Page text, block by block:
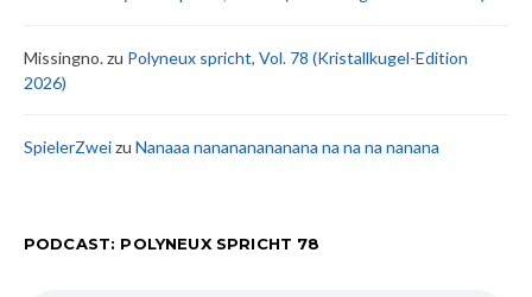
Missingno.zu Polyneux spricht, Vol. 78 (Kristallkugel-Edition
2026)
SpielerZweizu Nanaaa nanananananana na na na nanana
PODCAST: POLYNEUX SPRICHT 78